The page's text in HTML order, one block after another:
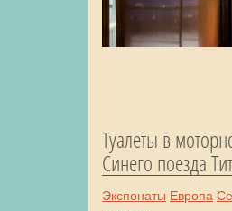
Туалеты в
Синего поезда
Экспонаты Европа